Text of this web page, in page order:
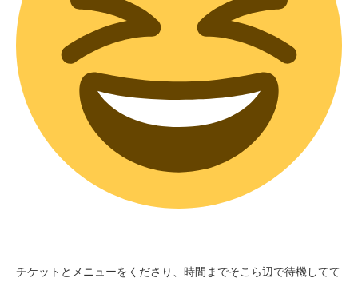
チケットとメニューをくださり、時間までそこら辺で待機してて